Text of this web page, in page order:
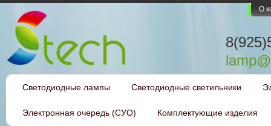
О
Светодиодные лампы Светодиодные светильники
Электронная очередь (СУО) Комплектующие изделия